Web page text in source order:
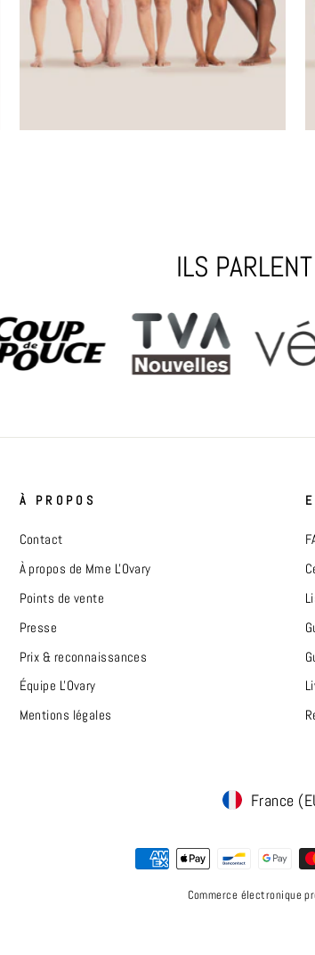
ILS
À PROPOS
Contact
À propos de Mme L'Ovary
Points de vente
Presse
Prix & reconnaissances
Équipe L'Ovary
Mentions légales
DeviseFrance
Commerce électronique